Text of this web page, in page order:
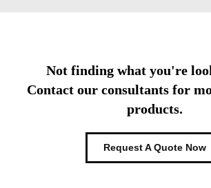
Not finding what you're
Contact our consultants for
products.
Request A Quote Now